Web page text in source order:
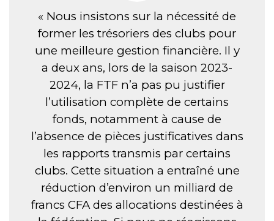
« Nous insistons sur la nécessité de
former les trésoriers des clubs pour
une meilleure gestion financière. Il y
a deux ans, lors de la saison 2023-
2024, la FTF n’a pas pu justifier
l’utilisation complète de certains
fonds, notamment à cause de
l’absence de pièces justificatives dans
les rapports transmis par certains
clubs. Cette situation a entraîné une
réduction d’environ un milliard de
francs CFA des allocations destinées à